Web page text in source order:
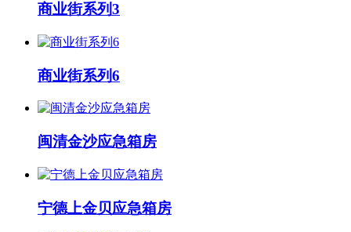
商业街系列3
商业街系列6
闽清金沙应急箱房
宁德上金贝应急箱房